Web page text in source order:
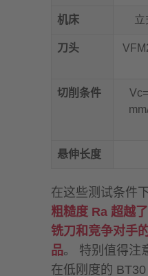
机床 立
刀头
切削条件
悬伸长度
在这些测试条件
粗糙度 Ra 超越
铣刀和竞争对手
品。 特别值得注
在低刚度的 BT30